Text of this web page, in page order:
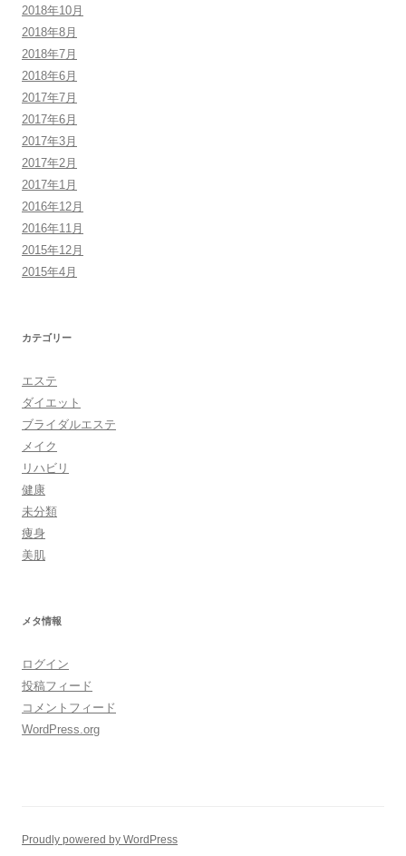
2018年10月
2018年8月
2018年7月
2018年6月
2017年7月
2017年6月
2017年3月
2017年2月
2017年1月
2016年12月
2016年11月
2015年12月
2015年4月
カテゴリー
エステ
ダイエット
ブライダルエステ
メイク
リハビリ
健康
未分類
痩身
美肌
メタ情報
ログイン
投稿フィード
コメントフィード
WordPress.org
Proudly powered by WordPress